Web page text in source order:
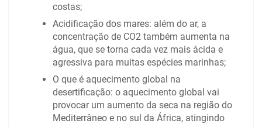
costas;
Acidificação dos mares: além do ar, a
concentração de CO2 também aumenta na
água, que se torna cada vez mais ácida e
agressiva para muitas espécies marinhas;
O que é aquecimento global na
desertificação: o aquecimento global vai
provocar um aumento da seca na região do
Mediterrâneo e no sul da África, atingindo